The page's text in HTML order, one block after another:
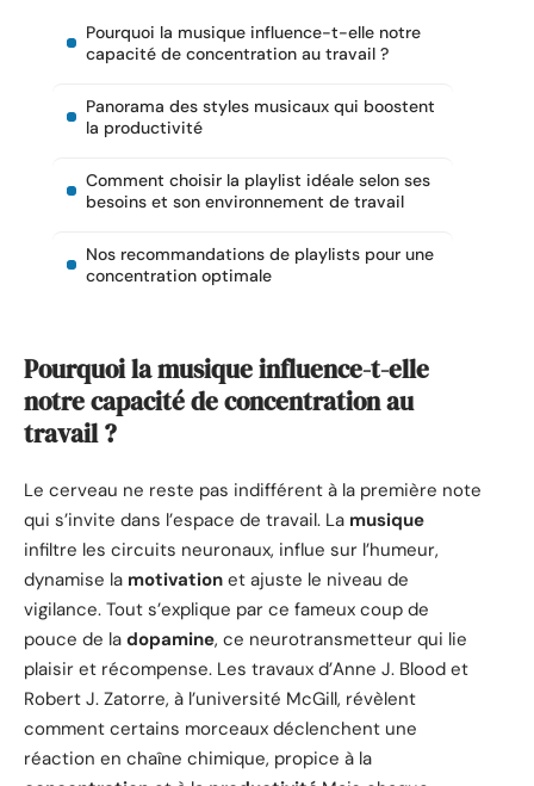
Pourquoi la musique influence-t-elle notre
capacité de concentration au travail ?
Panorama des styles musicaux qui boostent
la productivité
Comment choisir la playlist idéale selon ses
besoins et son environnement de travail
Nos recommandations de playlists pour une
concentration optimale
Pourquoi la musique influence-t-elle
notre capacité de concentration au
travail ?
Le cerveau ne reste pas indifférent à la première note
qui s’invite dans l’espace de travail. La musique
infiltre les circuits neuronaux, influe sur l’humeur,
dynamise la motivation et ajuste le niveau de
vigilance. Tout s’explique par ce fameux coup de
pouce de la dopamine, ce neurotransmetteur qui lie
plaisir et récompense. Les travaux d’Anne J. Blood et
Robert J. Zatorre, à l’université McGill, révèlent
comment certains morceaux déclenchent une
réaction en chaîne chimique, propice à la